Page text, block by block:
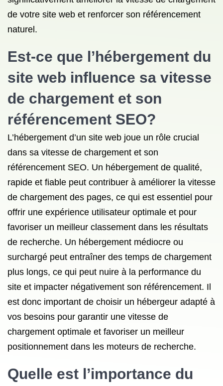
de votre site web et renforcer son référencement
naturel.
Est-ce que l’hébergement du
site web influence sa vitesse
de chargement et son
référencement SEO?
L’hébergement d’un site web joue un rôle crucial
dans sa vitesse de chargement et son
référencement SEO. Un hébergement de qualité,
rapide et fiable peut contribuer à améliorer la vitesse
de chargement des pages, ce qui est essentiel pour
offrir une expérience utilisateur optimale et pour
favoriser un meilleur classement dans les résultats
de recherche. Un hébergement médiocre ou
surchargé peut entraîner des temps de chargement
plus longs, ce qui peut nuire à la performance du
site et impacter négativement son référencement. Il
est donc important de choisir un hébergeur adapté à
vos besoins pour garantir une vitesse de
chargement optimale et favoriser un meilleur
positionnement dans les moteurs de recherche.
Quelle est l’importance du